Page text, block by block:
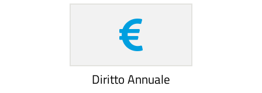
Diritto Annuale